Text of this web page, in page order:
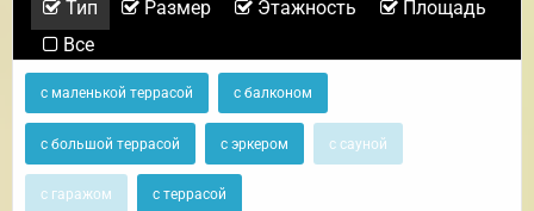
Тип Размер Этажность
Площадь
Все
с маленькой террасой с балконом
с большой террасой с эркером с сауной
с гаражом с террасой